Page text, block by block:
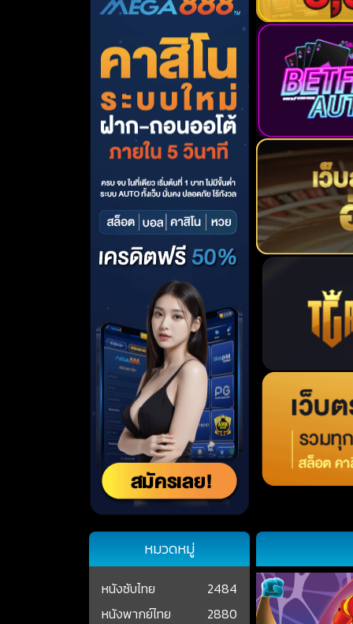
หมวดหมู่
หนังซับไทย
2484
หนังพากย์ไทย
2880